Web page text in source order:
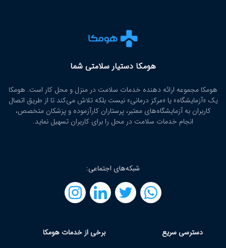
هومکا دستیار سلامتی شما
هومکا مجموعه ارائه‌ دهنده خدمات سلامت در منزل و محل کار است. هومکا
یک «آزمایشگاه» یا «مرکز درمانی» نیست بلکه تلاش می‌کند تا از طریق اتصال
کاربران به آزمایشگاه‌های معتبر، پرستاران کارآزموده و پزشکان متخصص،
انجام خدمات سلامت در محل را برای کاربران تسهیل نماید.
شبکه‌های اجتماعی:
دسترسی سریع برخی از خدمات هومکا